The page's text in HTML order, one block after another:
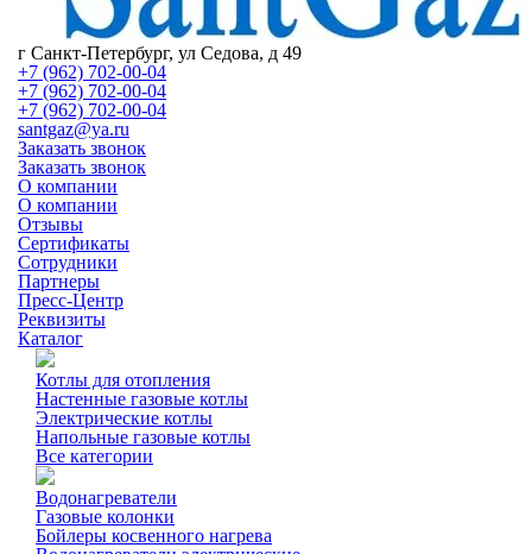
г Санкт-Петербург, ул Седова, д 49
+7 (962) 702-00-04
+7 (962) 702-00-04
+7 (962) 702-00-04
santgaz@ya.ru
Заказать звонок
Заказать звонок
О компании
О компании
Отзывы
Сертификаты
Сотрудники
Партнеры
Пресс-Центр
Реквизиты
Каталог
Котлы для отопления
Настенные газовые котлы
Электрические котлы
Напольные газовые котлы
Все категории
Водонагреватели
Газовые колонки
Бойлеры косвенного нагрева